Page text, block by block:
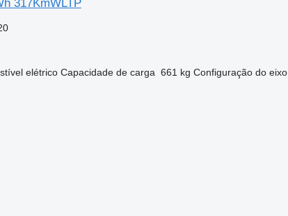
317KmWLTP
elétrico Capacidade de carga 661 kg Configuração do eixo